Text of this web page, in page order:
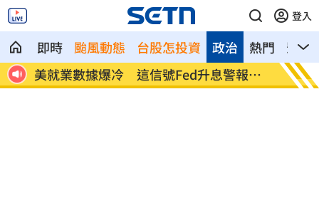
登入
即時 颱風動態 台股怎投資 熱門 影音
政治
衛
美就業數據爆冷 這信號Fed升息警報降
溫
梅西
壇